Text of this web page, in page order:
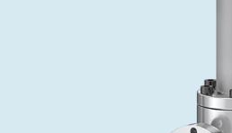
緊急遮断/ビームストッパーバルブ